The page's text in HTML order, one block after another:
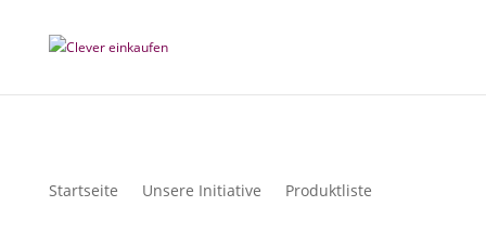
Startseite Unsere Initiative Produktliste